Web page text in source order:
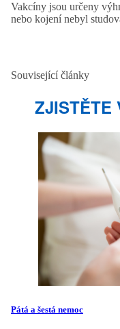
Vakcíny jsou určeny
nebo kojení nebyl
Související články
ZJISTĚTE
Pátá a šestá nemoc